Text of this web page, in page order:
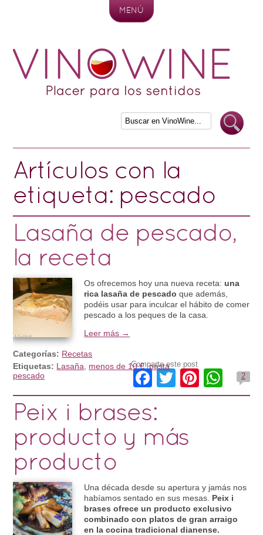
MENÚ
Artículos con la
etiqueta: pescado
Lasaña de pescado,
la receta
Os ofrecemos hoy una nueva receta:una
rica lasaña de pescado que además,
podéis usar para inculcar el hábito de comer
pescado a los peques de la casa.
Leer más →
Categorías: Recetas
Etiquetas: Lasaña menos de 10 €,pasta,
pescado
Comparte este post
Facebook
Twitter 2
Peix i brases:
producto y más
producto
Una década desde su apertura y jamás nos
habíamos sentado en sus mesas. Peix i
brases ofrece un producto exclusivo
combinado con platos de gran arraigo
en la cocina tradicional dianense.